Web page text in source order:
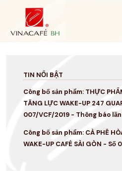
TIN NỔI BẬT
Công bố sản phẩm: THỰC
TĂNG LỰC WAKE-UP 247
007/VCF/2019 - Thông báo lần
Công bố sản phẩm: CÀ PHÊ
WAKE-UP CAFÉ SÀI GÒN -